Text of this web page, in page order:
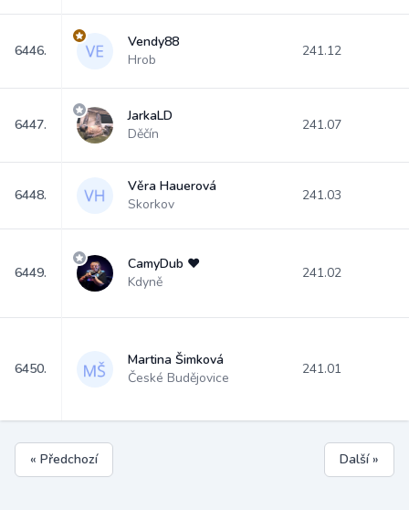
6446.
Vendy88
Hrob
241.12
6447.
JarkaLD
Děčín
241.07
6448.
Věra Hauerová
Skorkov
241.03
6449.
CamyDub ❤️
Kdyně
241.02
6450.
Martina Šimková
České Budějovice
241.01
« Předchozí Další »